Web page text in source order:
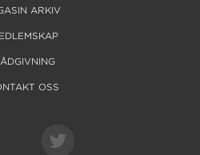
ARKIV
OSS